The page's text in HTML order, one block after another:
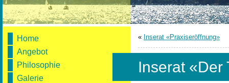
Home
Angebot
Philosophie
Galerie
« Inserat «Praxiseröffnung»
Inserat «Der